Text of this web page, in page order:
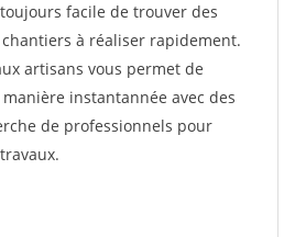
facile de trouver des
à réaliser rapidement.
artisans vous permet de
instantannée avec des
de professionnels pour